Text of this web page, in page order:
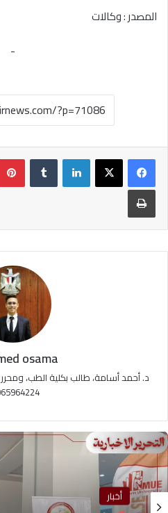
المصدر : وكالات
-
لينكدإن
طباعة
osama
د. أحمد أسامة، طالب بكلية الطب،
أخبار